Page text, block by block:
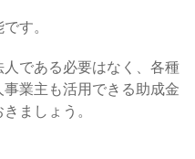
す。
である必要はなく、各種
業主も活用できる助成金
ましょう。